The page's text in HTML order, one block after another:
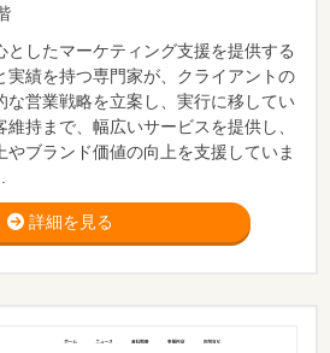
としたマーケティング支援を提供する
実績を持つ専門家が、クライアントの
な営業戦略を立案し、実行に移してい
持まで、幅広いサービスを提供し、
やブランド価値の向上を支援していま
詳細を見る